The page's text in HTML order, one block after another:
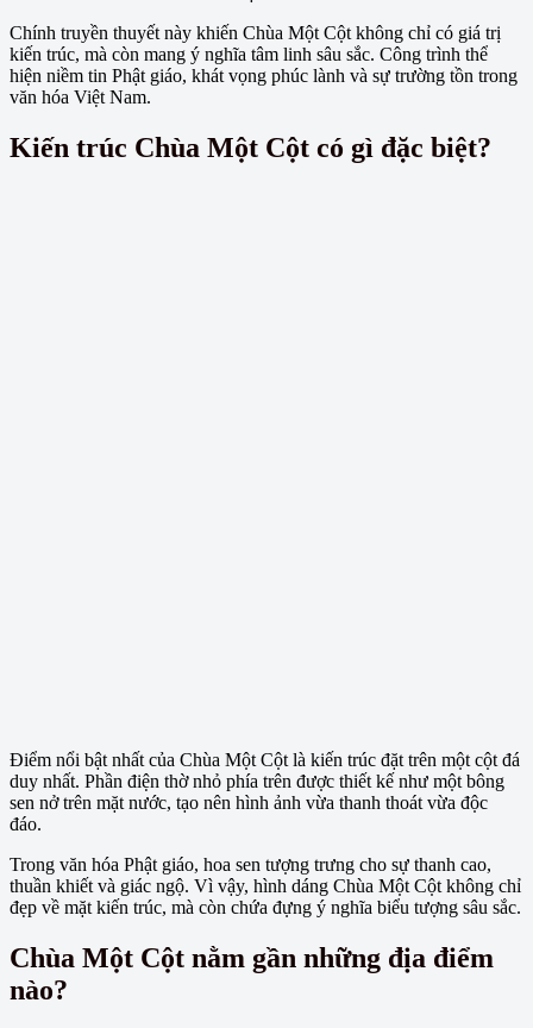
Chính truyền thuyết này khiến Chùa Một Cột không chỉ có giá trị
kiến trúc, mà còn mang ý nghĩa tâm linh sâu sắc. Công trình thể
hiện niềm tin Phật giáo, khát vọng phúc lành và sự trường tồn trong
văn hóa Việt Nam.
Kiến trúc Chùa Một Cột có gì đặc biệt?
Điểm nổi bật nhất của Chùa Một Cột là kiến trúc đặt trên một cột đá
duy nhất. Phần điện thờ nhỏ phía trên được thiết kế như một bông
sen nở trên mặt nước, tạo nên hình ảnh vừa thanh thoát vừa độc
đáo.
Trong văn hóa Phật giáo, hoa sen tượng trưng cho sự thanh cao,
thuần khiết và giác ngộ. Vì vậy, hình dáng Chùa Một Cột không chỉ
đẹp về mặt kiến trúc, mà còn chứa đựng ý nghĩa biểu tượng sâu sắc.
Chùa Một Cột nằm gần những địa điểm
nào?